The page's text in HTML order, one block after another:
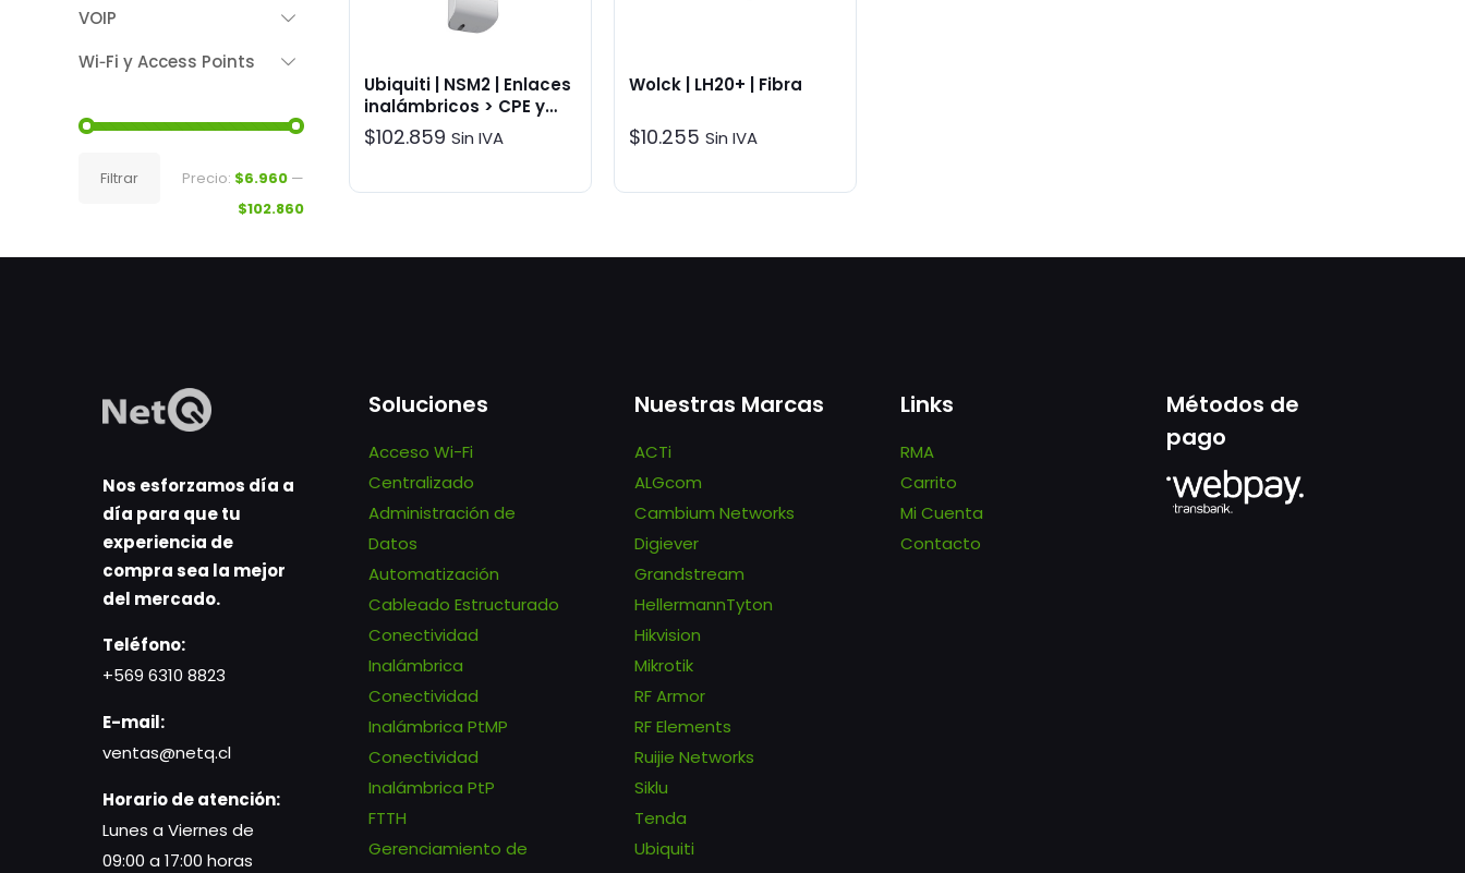
Ubiquiti | NSM2 | Enlaces
inalámbricos > CPE y
estaciones
$102.859 Sin IVA
Wolck | LH20+ | Fibra
$10.255 Sin IVA
VOIP
Wi‑Fi y Access Points
Filtrar Precio: $6.960 —
$102.860
Nos esforzamos día a
día para que tu
experiencia de
compra sea la mejor
del mercado.
Teléfono:
+569 6310 8823
E-mail:
ventas@netq.cl
Horario de atención:
Lunes a Viernes de
09:00 a 17:00 horas
Soluciones
Acceso Wi-Fi
Centralizado
Administración de
Datos
Automatización
Cableado Estructurado
Conectividad
Inalámbrica
Conectividad
Inalámbrica PtMP
Conectividad
Inalámbrica PtP
FTTH
Gerenciamiento de
Nuestras Marcas
ACTi
ALGcom
Cambium Networks
Digiever
Grandstream
HellermannTyton
Hikvision
Mikrotik
RF Armor
RF Elements
Ruijie Networks
Siklu
Tenda
Ubiquiti
Links
RMA
Carrito
Mi Cuenta
Contacto
Métodos de
pago